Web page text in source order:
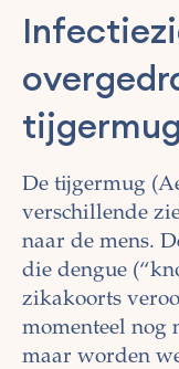
De tijgermug
verschillende
naar de mens.
die dengue
zikakoorts
momenteel nog
maar worden